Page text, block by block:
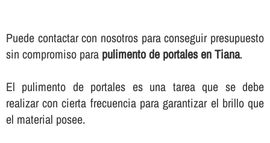
Puede contactar con nosotros para conseguir presupuesto
sin compromiso para pulimento de portales en Tiana.
El pulimento de portales es una tarea que se debe
realizar con cierta frecuencia para garantizar el brillo que
el material posee.